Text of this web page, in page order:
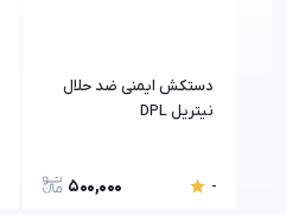
دستکش ایمنی ضد حلال
نیتریل DPL
-
500,000